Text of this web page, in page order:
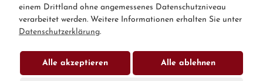
SENDEN
einem Drittland ohne angemessenes Datenschutzniveau
verarbeitet werden. Weitere Informationen erhalten Sie unter
Datenschutzerklärung.
Alle akzeptieren Alle ablehnen